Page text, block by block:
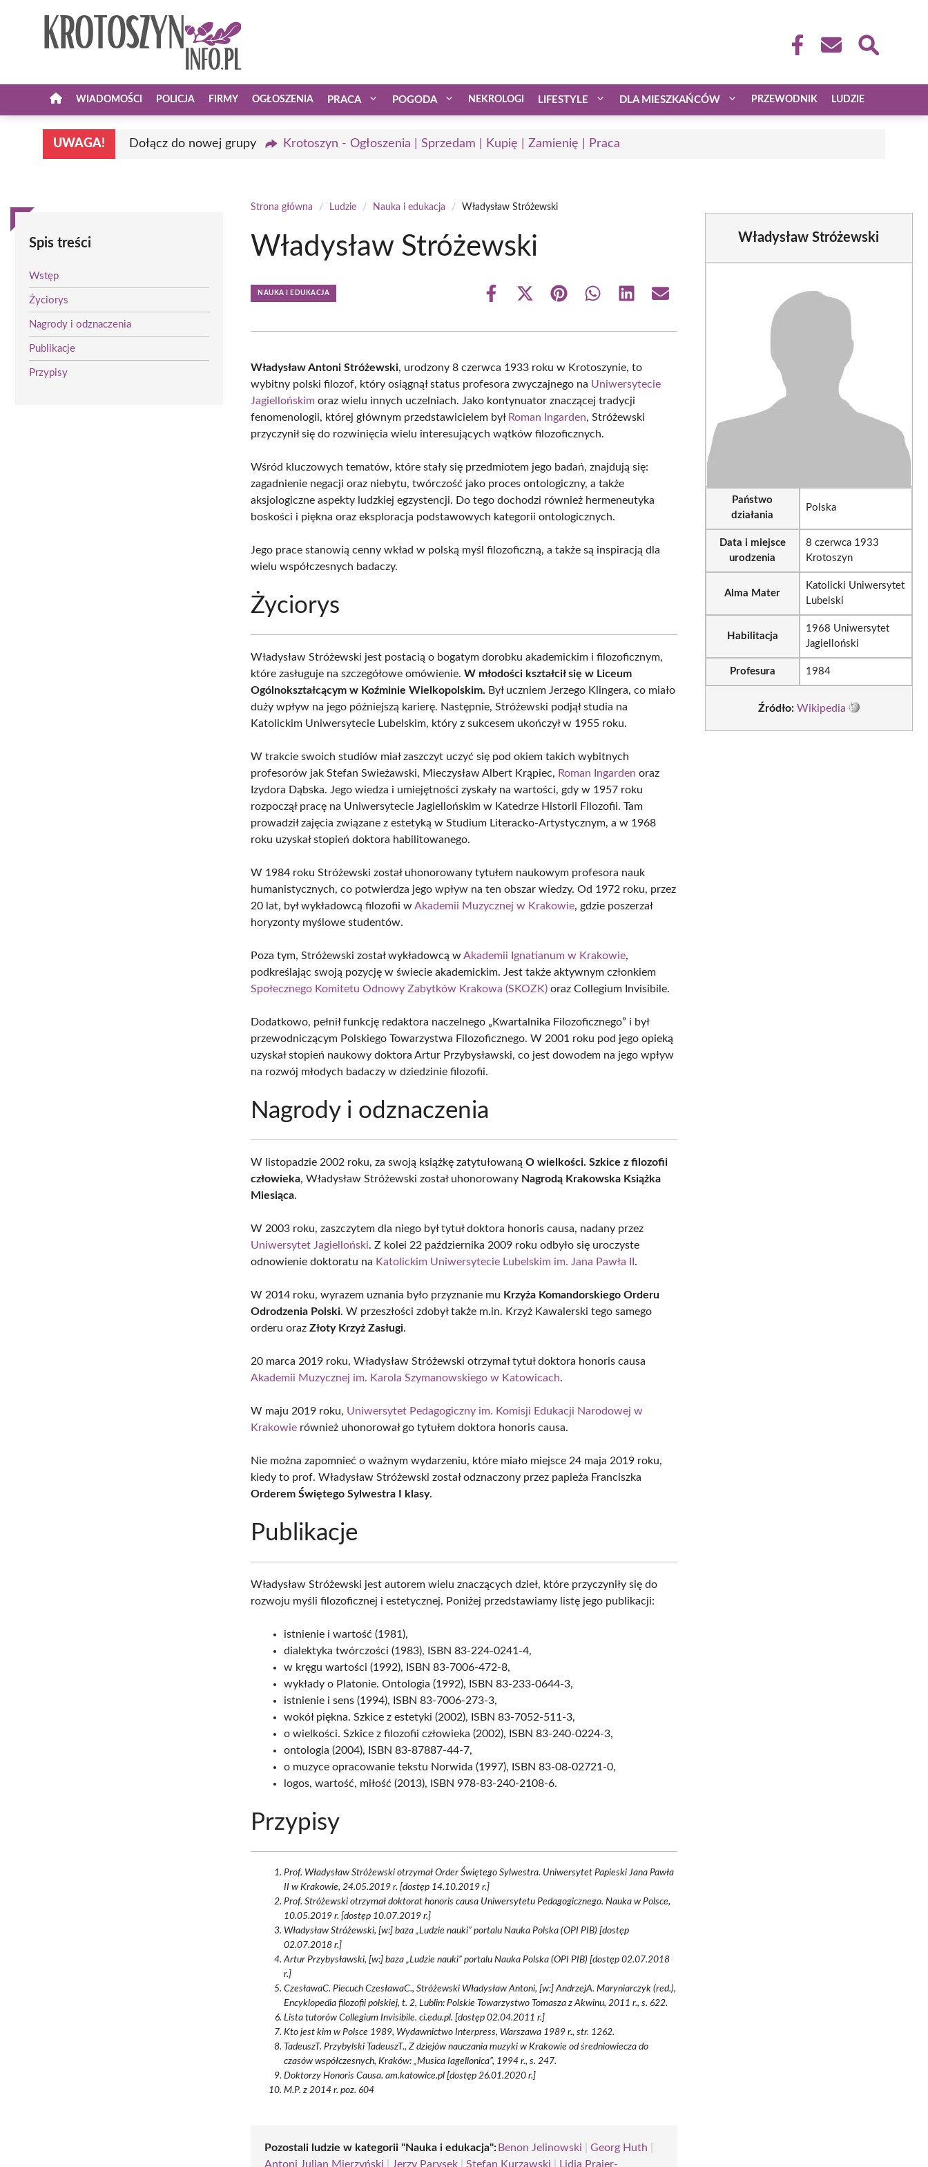
WIADOMOŚCI POLICJA FIRMY OGŁOSZENIA PRACA POGODA NEKROLOGI LIFESTYLE DLA MIESZKAŃCÓW PRZEWODNIK LUDZIE
UWAGA! Dołącz do nowej grupy Krotoszyn - Ogłoszenia | Sprzedam | Kupię | Zamienię | Praca
Spis treści
Wstęp
Życiorys
Nagrody i odznaczenia
Publikacje
Przypisy
Strona główna / Ludzie / Nauka i edukacja / Władysław Stróżewski
Władysław Stróżewski
NAUKA I EDUKACJA
Share
Share
(Twitter)
Share Share Share Share
Władysław Antoni Stróżewski, urodzony 8 czerwca 1933 roku w Krotoszynie, to
wybitny polski filozof, który osiągnął status profesora zwyczajnego na Uniwersytecie
Jagiellońskim oraz wielu innych uczelniach. Jako kontynuator znaczącej tradycji
fenomenologii, której głównym przedstawicielem był Roman Ingarden, Stróżewski
przyczynił się do rozwinięcia wielu interesujących wątków filozoficznych.
Wśród kluczowych tematów, które stały się przedmiotem jego badań, znajdują się:
zagadnienie negacji oraz niebytu, twórczość jako proces ontologiczny, a także
aksjologiczne aspekty ludzkiej egzystencji. Do tego dochodzi również hermeneutyka
boskości i piękna oraz eksploracja podstawowych kategorii ontologicznych.
Jego prace stanowią cenny wkład w polską myśl filozoficzną, a także są inspiracją dla
wielu współczesnych badaczy.
Życiorys
Władysław Stróżewski jest postacią o bogatym dorobku akademickim i filozoficznym,
które zasługuje na szczegółowe omówienie.W młodości kształcił się w Liceum
Ogólnokształcącym w Koźminie Wielkopolskim. Był uczniem Jerzego Klingera, co miało
duży wpływ na jego późniejszą karierę. Następnie, Stróżewski podjął studia na
Katolickim Uniwersytecie Lubelskim, który z sukcesem ukończył w 1955 roku.
W trakcie swoich studiów miał zaszczyt uczyć się pod okiem takich wybitnych
profesorów jak Stefan Swieżawski, Mieczysław Albert Krąpiec, Roman Ingarden oraz
Izydora Dąbska. Jego wiedza i umiejętności zyskały na wartości, gdy w 1957 roku
rozpoczął pracę na Uniwersytecie Jagiellońskim w Katedrze Historii Filozofii. Tam
prowadził zajęcia związane z estetyką w Studium Literacko-Artystycznym, a w 1968
roku uzyskał stopień doktora habilitowanego.
W 1984 roku Stróżewski został uhonorowany tytułem naukowym profesora nauk
humanistycznych, co potwierdza jego wpływ na ten obszar wiedzy. Od 1972 roku, przez
20 lat, był wykładowcą filozofii wAkademii Muzycznej w Krakowie, gdzie poszerzał
horyzonty myślowe studentów.
Poza tym, Stróżewski został wykładowcą wAkademii Ignatianum w Krakowie,
podkreślając swoją pozycję w świecie akademickim. Jest także aktywnym członkiem
Społecznego Komitetu Odnowy Zabytków Krakowa (SKOZK) oraz Collegium Invisibile.
Dodatkowo, pełnił funkcję redaktora naczelnego „Kwartalnika Filozoficznego” i był
przewodniczącym Polskiego Towarzystwa Filozoficznego. W 2001 roku pod jego opieką
uzyskał stopień naukowy doktora Artur Przybysławski, co jest dowodem na jego wpływ
na rozwój młodych badaczy w dziedzinie filozofii.
Nagrody i odznaczenia
W listopadzie 2002 roku, za swoją książkę zatytułowanąO wielkości. Szkice z filozofii
człowieka, Władysław Stróżewski został uhonorowany Nagrodą Krakowska Książka
Miesiąca.
W 2003 roku, zaszczytem dla niego był tytuł doktora honoris causa, nadany przez
Uniwersytet Jagielloński. Z kolei 22 października 2009 roku odbyło się uroczyste
odnowienie doktoratu na Katolickim Uniwersytecie Lubelskim im. Jana Pawła II.
W 2014 roku, wyrazem uznania było przyznanie mu Krzyża Komandorskiego Orderu
Odrodzenia Polski. W przeszłości zdobył także m.in. Krzyż Kawalerski tego samego
orderu orazZłoty Krzyż Zasługi.
20 marca 2019 roku, Władysław Stróżewski otrzymał tytuł doktora honoris causa
Akademii Muzycznej im. Karola Szymanowskiego w Katowicach.
W maju 2019 roku, Uniwersytet Pedagogiczny im. Komisji Edukacji Narodowej w
Krakowie również uhonorował go tytułem doktora honoris causa.
Nie można zapomnieć o ważnym wydarzeniu, które miało miejsce 24 maja 2019 roku,
kiedy to prof. Władysław Stróżewski został odznaczony przez papieża Franciszka
Orderem Świętego Sylwestra I klasy.
Publikacje
Władysław Stróżewski jest autorem wielu znaczących dzieł, które przyczyniły się do
rozwoju myśli filozoficznej i estetycznej. Poniżej przedstawiamy listę jego publikacji:
istnienie i wartość (1981),
dialektyka twórczości (1983), ISBN 83-224-0241-4,
w kręgu wartości (1992), ISBN 83-7006-472-8,
wykłady o Platonie. Ontologia (1992), ISBN 83-233-0644-3,
istnienie i sens (1994), ISBN 83-7006-273-3,
wokół piękna. Szkice z estetyki (2002), ISBN 83-7052-511-3,
o wielkości. Szkice z filozofii człowieka (2002), ISBN 83-240-0224-3,
ontologia (2004), ISBN 83-87887-44-7,
o muzyce opracowanie tekstu Norwida (1997), ISBN 83-08-02721-0,
logos, wartość, miłość (2013), ISBN 978-83-240-2108-6.
Przypisy
Prof. Władysław Stróżewski otrzymał Order Świętego Sylwestra. Uniwersytet Papieski Jana Pawła
II w Krakowie, 24.05.2019 r. [dostęp 14.10.2019 r.]
Prof. Stróżewski otrzymał doktorat honoris causa Uniwersytetu Pedagogicznego. Nauka w Polsce,
10.05.2019 r. [dostęp 10.07.2019 r.]
Władysław Stróżewski, [w:] baza „Ludzie nauki” portalu Nauka Polska (OPI PIB) [dostęp
02.07.2018 r.]
Artur Przybysławski, [w:] baza „Ludzie nauki” portalu Nauka Polska (OPI PIB) [dostęp 02.07.2018
r.]
CzesławaC. Piecuch CzesławaC., Stróżewski Władysław Antoni, [w:] AndrzejA. Maryniarczyk (red.),
Encyklopedia filozofii polskiej, t. 2, Lublin: Polskie Towarzystwo Tomasza z Akwinu, 2011 r., s. 622.
Lista tutorów Collegium Invisibile. ci.edu.pl. [dostęp 02.04.2011 r.]
Kto jest kim w Polsce 1989, Wydawnictwo Interpress, Warszawa 1989 r., str. 1262.
TadeuszT. Przybylski TadeuszT., Z dziejów nauczania muzyki w Krakowie od średniowiecza do
czasów współczesnych, Kraków: „Musica Iagellonica”, 1994 r., s. 247.
Doktorzy Honoris Causa. am.katowice.pl [dostęp 26.01.2020 r.]
M.P. z 2014 r. poz. 604
Pozostali ludzie w kategorii "Nauka i edukacja":Benon Jelinowski |Georg Huth
Antoni Julian Mierzyński
Jerzy Parysek |Stefan Kurzawski
Lidia Prajer-
Władysław Stróżewski
Państwo
działania
Polska
Data i miejsce
urodzenia
8 czerwca 1933
Krotoszyn
Alma Mater
Katolicki Uniwersytet
Lubelski
Habilitacja
1968 Uniwersytet
Jagielloński
Profesura 1984
Źródło: Wikipedia